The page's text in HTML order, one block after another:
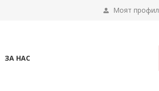
Моят профил
ЗА НАС